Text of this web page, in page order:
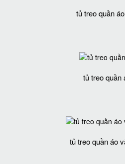
tủ treo quần
tủ treo quần
tủ treo quần áo